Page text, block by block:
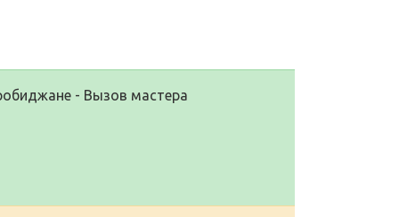
- Вызов мастера